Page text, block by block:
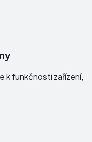
k funkčnosti zařízení,